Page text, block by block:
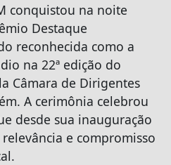
conquistou na noite
Destaque
reconhecida como a
na 22ª edição do
Câmara de Dirigentes
A cerimônia celebrou
desde sua inauguração
e compromisso